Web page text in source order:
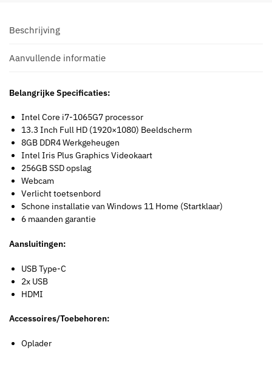
Beschrijving
Aanvullende informatie
Belangrijke Specificaties:
Intel Core i7-1065G7 processor
13.3 Inch Full HD (1920×1080) Beeldscherm
8GB DDR4 Werkgeheugen
Intel Iris Plus Graphics Videokaart
256GB SSD opslag
Webcam
Verlicht toetsenbord
Schone installatie van Windows 11 Home (Startklaar)
6 maanden garantie
Aansluitingen:
USB Type-C
2x USB
HDMI
Accessoires/Toebehoren:
Oplader